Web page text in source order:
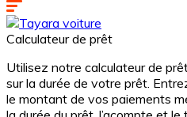
Calculateur de prêt
Utilisez notre calculateur de
sur la durée de votre prêt.
le montant de vos paiements